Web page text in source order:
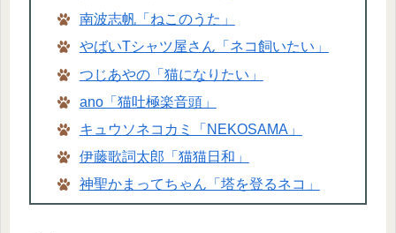
南波志帆「ねこのうた」
やばいTシャツ屋さん「ネコ飼いたい」
つじあやの「猫になりたい」
ano「猫吐極楽音頭」
キュウソネコカミ「NEKOSAMA」
伊藤歌詞太郎「猫猫日和」
神聖かまってちゃん「塔を登るネコ」